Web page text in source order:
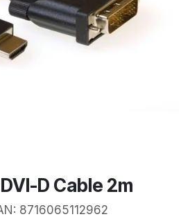
D Cable 2m
8716065112962